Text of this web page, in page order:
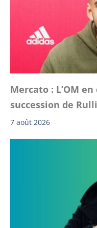
Mercato : L’OM
succession de
7 août 2026